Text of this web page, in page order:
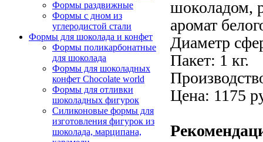
Формы раздвижные
Формы с дном из
углеродистой стали
Формы для шоколада и конфет
Формы поликарбонатные
для шоколада
Формы для шоколадных
конфет Сhocolate world
Формы для отливки
шоколадных фигурок
Силиконовые формы для
изготовления фигурок из
шоколада, марципана,
шоколадом,
аромат
Диаметр
Пакет: 1 кг.
Цена: 1175